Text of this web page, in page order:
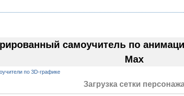
самоучитель по
Max
по 3D-графике
Загрузка сетки